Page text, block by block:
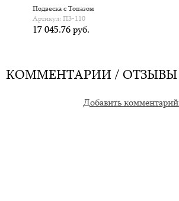
Подвеска с Топазом
Артикул: П3-110
17 045.76 руб.
КОММЕНТАРИИ / ОТЗЫВЫ
Добавить комментарий